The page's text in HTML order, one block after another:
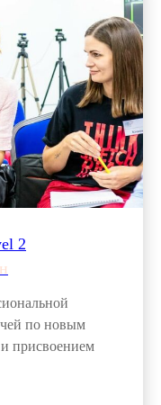
2
по новым
присвоением